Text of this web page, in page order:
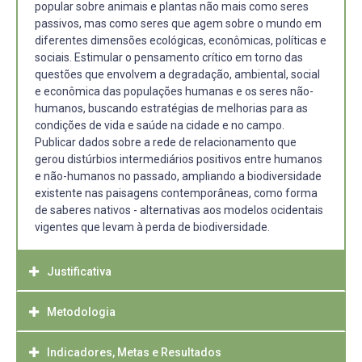
popular sobre animais e plantas não mais como seres
passivos, mas como seres que agem sobre o mundo em
diferentes dimensões ecológicas, econômicas, políticas e
sociais. Estimular o pensamento crítico em torno das
questões que envolvem a degradação, ambiental, social
e econômica das populações humanas e os seres não-
humanos, buscando estratégias de melhorias para as
condições de vida e saúde na cidade e no campo.
Publicar dados sobre a rede de relacionamento que
gerou distúrbios intermediários positivos entre humanos
e não-humanos no passado, ampliando a biodiversidade
existente nas paisagens contemporâneas, como forma
de saberes nativos - alternativas aos modelos ocidentais
vigentes que levam à perda de biodiversidade.
Justificativa
Processos de mudanças climáticas e seus múltiplos
efeitos são fatores fundamentais para o modelamento e
evolução do planeta. A perda social e de biodiversidade
Metodologia
A metodologia do projeto será desenvolvida em três
Indicadores, Metas e Resultados